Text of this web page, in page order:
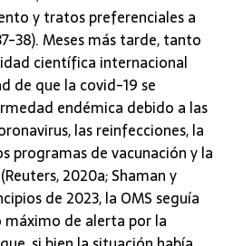
y tratos preferenciales a
38). Meses más tarde, tanto
científica internacional
de que la covid-19 se
endémica debido a las
las reinfecciones, la
programas de vacunación y la
2020a; Shaman y
de 2023, la OMS seguía
de alerta por la